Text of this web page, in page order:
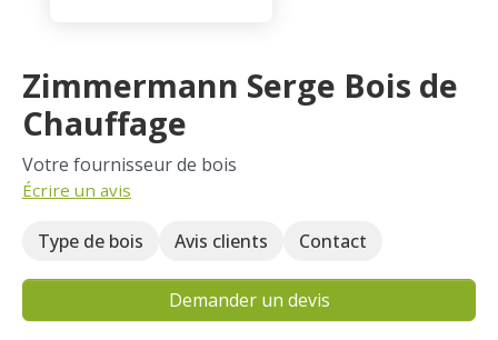
Zimmermann Serge Bois de
Chauffage
Votre fournisseur de bois
Écrire un avis
Type de bois Avis clients Contact
Demander un devis